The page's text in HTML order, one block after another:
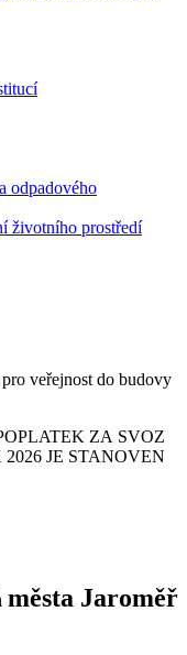
odpadového
životního prostředí
veřejnost do budovy
ZA SVOZ
JE STANOVEN
města Jaroměř